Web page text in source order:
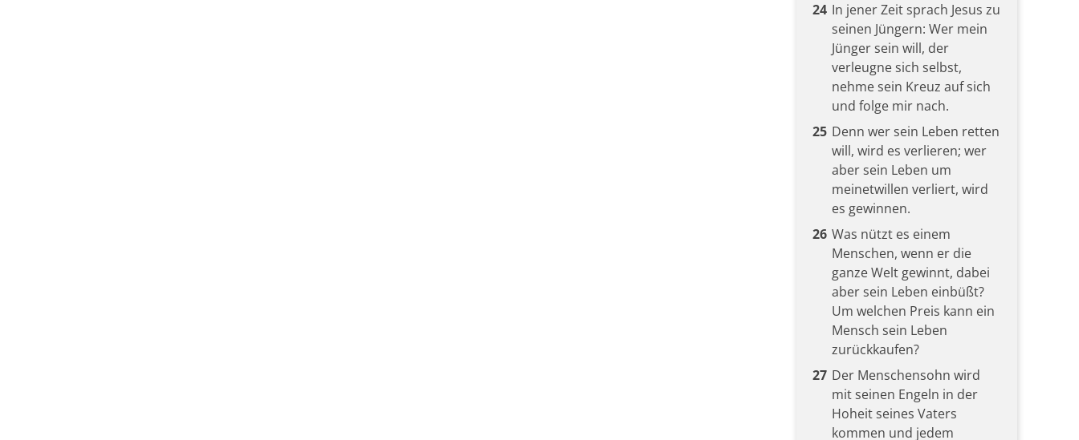
24 In jener Zeit sprach Jesus zu
seinen Jüngern: Wer mein
Jünger sein will, der
verleugne sich selbst,
nehme sein Kreuz auf sich
und folge mir nach.
25 Denn wer sein Leben retten
will, wird es verlieren; wer
aber sein Leben um
meinetwillen verliert, wird
es gewinnen.
26 Was nützt es einem
Menschen, wenn er die
ganze Welt gewinnt, dabei
aber sein Leben einbüßt?
Um welchen Preis kann ein
Mensch sein Leben
zurückkaufen?
27 Der Menschensohn wird
mit seinen Engeln in der
Hoheit seines Vaters
kommen und jedem